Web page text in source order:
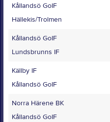
Kållandsö GoIF
Hällekis/Trolmen
Kållandsö GoIF
Lundsbrunns IF
Källby IF
Kållandsö GoIF
Norra Härene BK
Kållandsö GoIF